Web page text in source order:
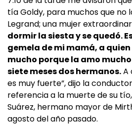
tía Goldy, para muchos que no
Legrand; una mujer
dormir la siesta y se quedó.
gemela de mi mamá, a
mucho porque la amo
siete meses dos hermanos.A
es muy fuerte”, dijo la
referencia a la muerte de su
Suárez, hermano mayor de
agosto del año pasado.